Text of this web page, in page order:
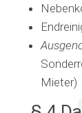
Mieter)